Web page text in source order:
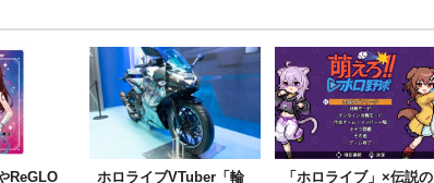
ReGLO
ホロライブVTuber「輪
「ホロライブ」×伝説の